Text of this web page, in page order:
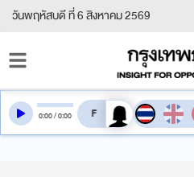
วันพฤหัสบดี ที่ 6 สิงหาคม 2569
0:00/0:00 สลับเสียงอ่าน